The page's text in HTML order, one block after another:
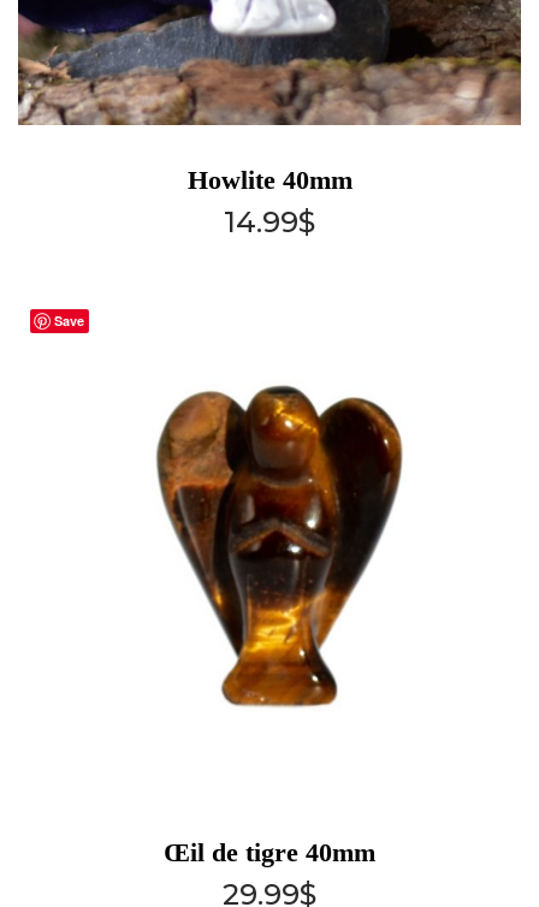
Howlite 40mm
14.99$
Œil de tigre 40mm
29.99$
Save